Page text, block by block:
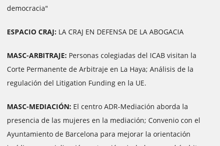
democracia"
ESPACIO CRAJ: LA CRAJ EN DEFENSA DE LA ABOGACIA
MASC-ARBITRAJE: Personas colegiadas del ICAB visitan la
Corte Permanente de Arbitraje en La Haya; Análisis de la
regulación del Litigation Funding en la UE.
MASC-MEDIACIÓN: El centro ADR-Mediación aborda la
presencia de las mujeres en la mediación; Convenio con el
Ayuntamiento de Barcelona para mejorar la orientación